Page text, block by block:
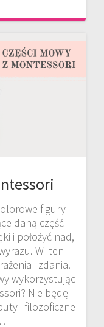
figury
daną część
i położyć nad,
W ten
i zdania.
wykorzystując
Nie będę
i filozoficzne